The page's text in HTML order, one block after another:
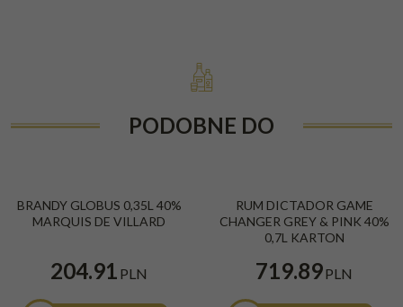
PODOBNE DO
BRANDY GLOBUS 0,35L 40%
MARQUIS DE VILLARD
204.91 PLN
RUM DICTADOR GAME
CHANGER GREY & PINK 40%
0,7L KARTON
719.89PLN